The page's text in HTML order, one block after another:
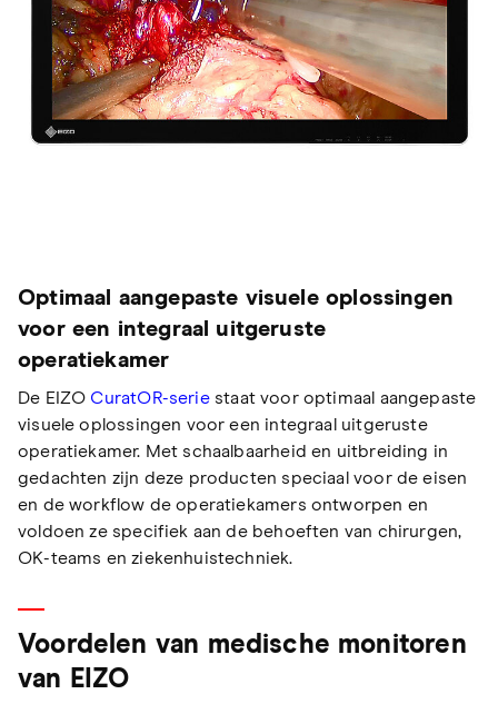
Optimaal aangepaste visuele oplossingen
voor een integraal uitgeruste
operatiekamer
De EIZO CuratOR-seriestaat voor optimaal aangepaste
visuele oplossingen voor een integraal uitgeruste
operatiekamer. Met schaalbaarheid en uitbreiding in
gedachten zijn deze producten speciaal voor de eisen
en de workflow de operatiekamers ontworpen en
voldoen ze specifiek aan de behoeften van chirurgen,
OK-teams en ziekenhuistechniek.
Voordelen van medische monitoren
van EIZO